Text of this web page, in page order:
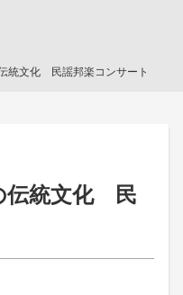
統文化 民謡邦楽コンサート
伝統文化 民